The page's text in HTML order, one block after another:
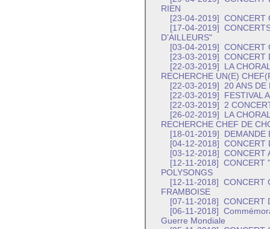
RIEN
[23-04-2019]
CONCERT
[17-04-2019]
D’AILLEURS"
[03-04-2019]
CONCERT
[23-03-2019]
CONCERT
[22-03-2019]
LA
RECHERCHE UN(E)
[22-03-2019]
20 ANS DE
[22-03-2019]
FESTIVAL
[22-03-2019]
2
[26-02-2019]
LA
RECHERCHE CHEF DE
[18-01-2019]
DEMANDE
[04-12-2018]
CONCERT
[03-12-2018]
CONCERT
[12-11-2018]
CONCERT
POLYSONGS
[12-11-2018]
CONCERT
FRAMBOISE
[07-11-2018]
CONCERT
[06-11-2018]
Guerre Mondiale